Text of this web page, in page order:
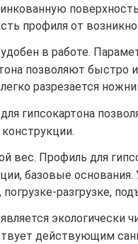
профиля от
в работе.
позволяют быстро
разрезается
гипсокартона
вес. Профиль для
базовые
погрузке-разгрузке,
экологически
действующим